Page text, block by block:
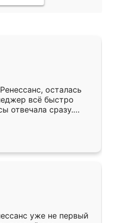
осталась
всё быстро
отвечала сразу.
подошёл к
Собрали
аккуратно, даже
уже не первый